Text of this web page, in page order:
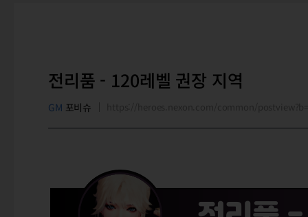
전리품 - 120레벨 권장 지역
GM 포비슈